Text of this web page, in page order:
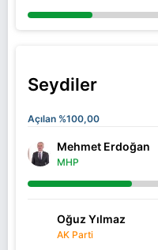
Seydiler
Açılan %100,00
Mehmet Erdoğan
MHP
Oğuz Yılmaz
AK Parti